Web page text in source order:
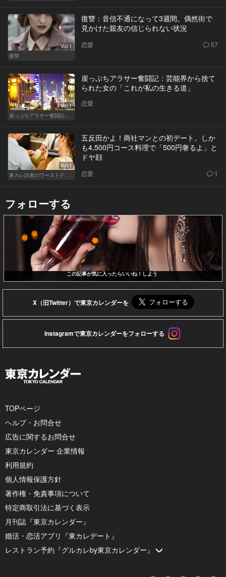
Vol.1
復讐
復讐：音信不通になって3週間。偶然街で
見かけた親友の信じられない状況
恋愛 57
Vol.1
崖っぷちアラサー奮闘記：芸能界から捨て
られた女の「これが私の生きる道」
恋愛
Vol.1
五反田かよ！商社マンとの初デート。しか
も4,500円コース料理で「500円奢るよ」と
ドヤ顔
恋愛 1
フォローする
この記事が気に入ったらいいね！しよう
X（旧Twitter）で東京カレンダーを
Instagramで東京カレンダーをフォローする
TOPページ
ヘルプ・お問合せ
広告に関するお問合せ
東京カレンダー 企業情報
利用規約
個人情報保護方針
著作権・免責事項について
特定商取引法に基づく表示
月刊誌『東京カレンダー』
婚活・恋活アプリ『東カレデート』
レストラン予約『グルカレby東京カレンダー』